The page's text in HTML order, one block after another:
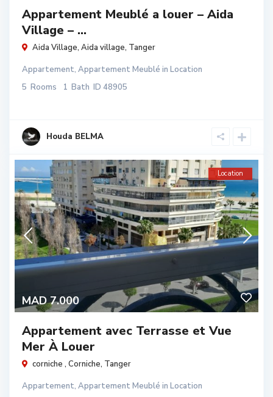
Appartement Meublé a louer – Aida
Village – ...
Aida Village, Aida village, Tanger
Appartement, Appartement Meublé in Location
5 Rooms 1 Bath ID 48905
Houda BELMA
MAD 7.000
Location
Appartement avec Terrasse et Vue
Mer À Louer
corniche , Corniche, Tanger
Appartement, Appartement Meublé in Location